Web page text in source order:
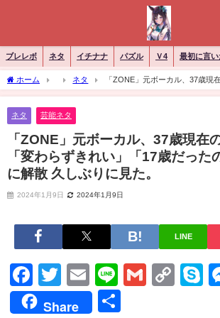
ブレレボ ネタ イチナナ パズル Ｖ4 最初に言い
ホーム ネタ
「ZONE」元ボーカル、37歳現
ずきれい」「17歳だったのに」 2005年に解散 久しぶりに
ネタ 芸能ネタ
「ZONE」元ボーカル、37歳現在
「変わらずきれい」「17歳だっ
に解散 久しぶりに見た。
2024年1月9日 2024年1月9日
LINE
Facebook
Twitter
EmailLineGmail
Share